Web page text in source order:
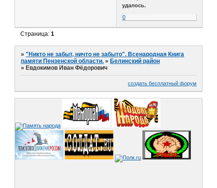
удалось.
0
Страница:1
»"Никто не забыт, ничто не забыто". Всенародная Книга
памяти Пензенской области. » Белинский район
» Евдокимов Иван Фёдорович
создать бесплатный форум